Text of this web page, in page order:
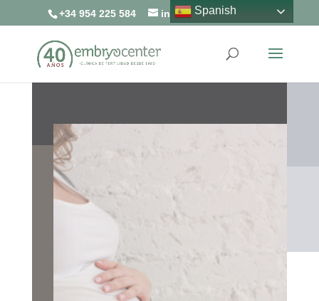
+34 954 225 584 info@embryocenter.es
Spanish